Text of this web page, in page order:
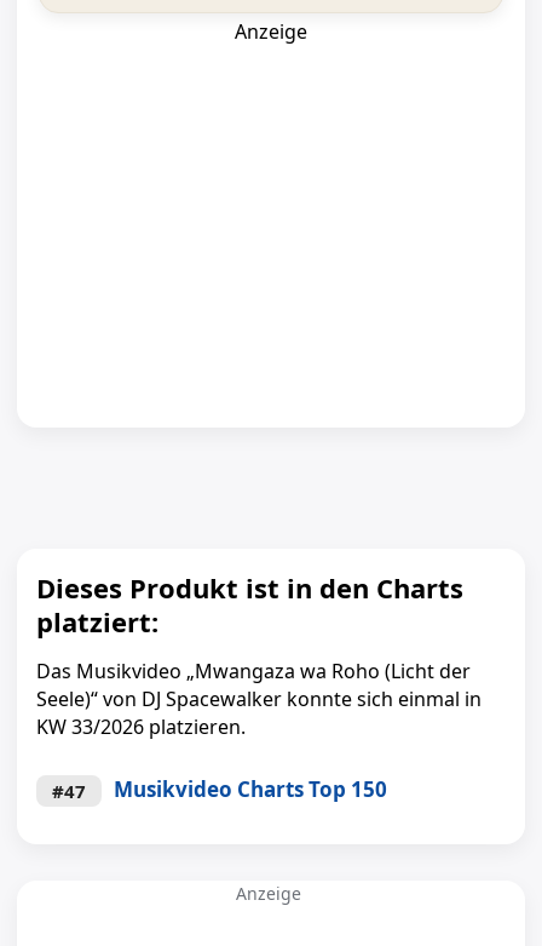
Anzeige
Dieses Produkt ist in den Charts
platziert:
Das Musikvideo „Mwangaza wa Roho (Licht der
Seele)“ von DJ Spacewalker konnte sich einmal in
KW 33/2026 platzieren.
#47 Musikvideo Charts Top 150
Anzeige